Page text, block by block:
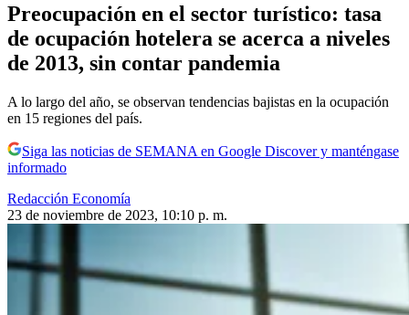
Preocupación en el sector turístico: tasa
de ocupación hotelera se acerca a niveles
de 2013, sin contar pandemia
A lo largo del año, se observan tendencias bajistas en la ocupación
en 15 regiones del país.
Siga las noticias de SEMANA en Google Discover y manténgase
informado
Redacción Economía
23 de noviembre de 2023, 10:10 p. m.